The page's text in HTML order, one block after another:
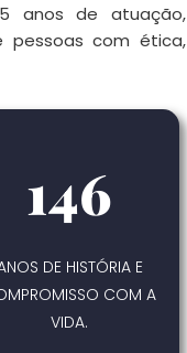
anos de atuação,
pessoas com ética,
146
DE HISTÓRIA E
COM A
VIDA.